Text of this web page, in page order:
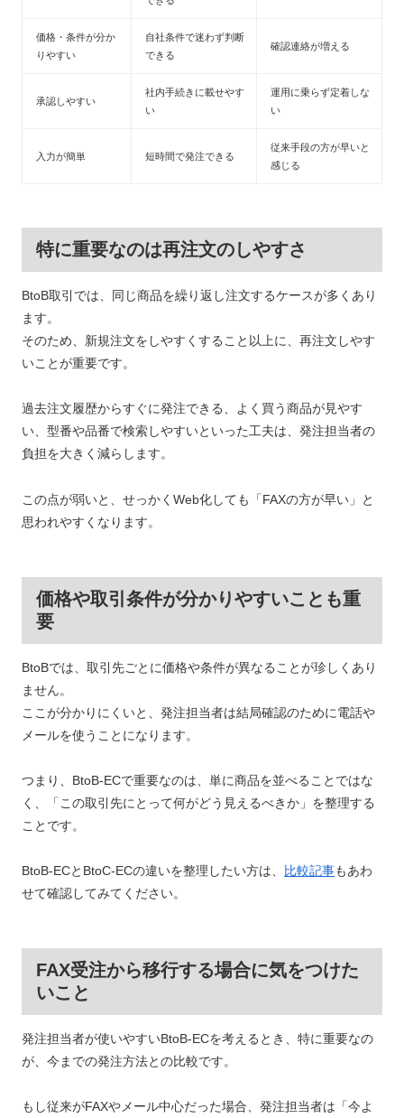
価格・条件が分か
りやすい
自社条件で迷わず判断
できる
確認連絡が増える
承認しやすい
社内手続きに載せやす
い
運用に乗らず定着しな
い
入力が簡単 短時間で発注できる
従来手段の方が早いと
感じる
特に重要なのは再注文のしやすさ
BtoB取引では、同じ商品を繰り返し注文するケースが多くあり
ます。
そのため、新規注文をしやすくすること以上に、再注文しやす
いことが重要です。
過去注文履歴からすぐに発注できる、よく買う商品が見やす
い、型番や品番で検索しやすいといった工夫は、発注担当者の
負担を大きく減らします。
この点が弱いと、せっかくWeb化しても「FAXの方が早い」と
思われやすくなります。
価格や取引条件が分かりやすいことも重
要
BtoBでは、取引先ごとに価格や条件が異なることが珍しくあり
ません。
ここが分かりにくいと、発注担当者は結局確認のために電話や
メールを使うことになります。
つまり、BtoB-ECで重要なのは、単に商品を並べることではな
く、「この取引先にとって何がどう見えるべきか」を整理する
ことです。
BtoB-ECとBtoC-ECの違いを整理したい方は、 比較記事もあわ
せて確認してみてください。
FAX受注から移行する場合に気をつけた
いこと
発注担当者が使いやすいBtoB-ECを考えるとき、特に重要なの
が、今までの発注方法との比較です。
もし従来がFAXやメール中心だった場合、発注担当者は「今よ